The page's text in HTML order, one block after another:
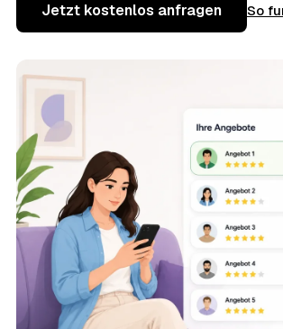
Jetzt kostenlos anfragen So